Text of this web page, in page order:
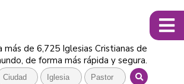
más de 6,725 Iglesias Cristianas de
de forma más rápida y segura.